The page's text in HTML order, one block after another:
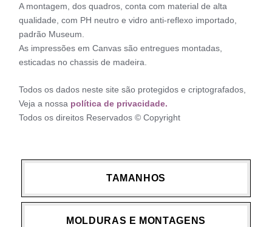
A montagem, dos quadros, conta com material de alta
qualidade, com PH neutro e vidro anti-reflexo importado,
padrão Museum.
As impressões em Canvas são entregues montadas,
esticadas no chassis de madeira.
Todos os dados neste site são protegidos e criptografados,
Veja a nossa política de privacidade.
Todos os direitos Reservados © Copyright
TAMANHOS
MOLDURAS E MONTAGENS